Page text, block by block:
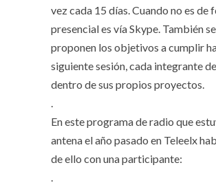
vez cada 15 días. Cuando no es de
presencial es vía Skype. También se
proponen los objetivos a cumplir
siguiente sesión, cada integrante
dentro de sus propios proyectos.
En este programa de radio que
antena el año pasado en Teleelx
de ello con una participante: